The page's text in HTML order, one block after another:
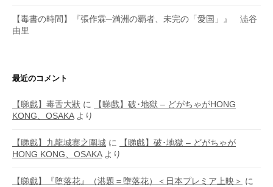
【毒書の時間】『張作霖─満洲の覇者、未完の「愛国」』 澁谷
由里
最近のコメント
【睇戲】毒舌大狀 に
【睇戲】破･地獄 – どがちゃがHONG
KONG、OSAKAより
【睇戲】九龍城寨之圍城 に
【睇戲】破･地獄 – どがちゃが
HONG KONG、OSAKAより
【睇戲】『堕落花』（港題＝墮落花）＜日本プレミア上映＞ に